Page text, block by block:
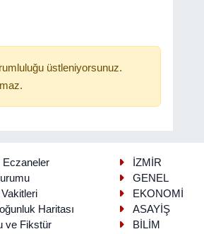
üstleniyorsunuz.
Eczaneler
Haritası
ve Fikstür
İZMİR
GENEL
EKONOMİ
ASAYİŞ
BİLİM